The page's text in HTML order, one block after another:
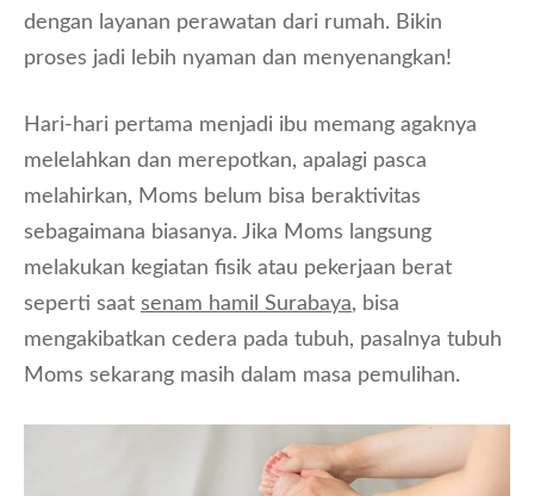
dengan layanan perawatan dari rumah. Bikin
proses jadi lebih nyaman dan menyenangkan!
Hari-hari pertama menjadi ibu memang agaknya
melelahkan dan merepotkan, apalagi pasca
melahirkan, Moms belum bisa beraktivitas
sebagaimana biasanya. Jika Moms langsung
melakukan kegiatan fisik atau pekerjaan berat
seperti saat senam hamil Surabaya, bisa
mengakibatkan cedera pada tubuh, pasalnya tubuh
Moms sekarang masih dalam masa pemulihan.